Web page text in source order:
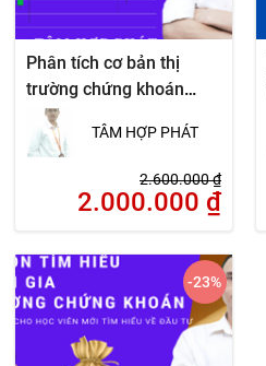
Phân tích cơ bản thị
trường chứng khoán
chuyên sâu
TÂM HỢP PHÁT
2.600.000₫
2.000.000 ₫
-23%